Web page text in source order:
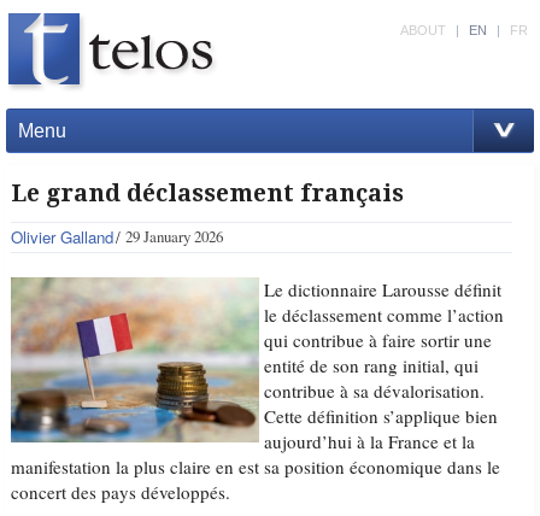
Menu
ABOUT | EN | FR
Le grand déclassement français
Olivier Galland 29 January 2026
Le dictionnaire Larousse définit
le déclassement comme l’action
qui contribue à faire sortir une
entité de son rang initial, qui
contribue à sa dévalorisation.
Cette définition s’applique bien
aujourd’hui à la France et la
manifestation la plus claire en est sa position économique dans le
concert des pays développés.